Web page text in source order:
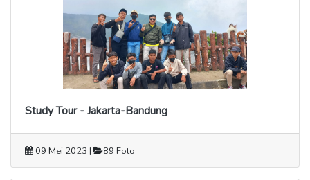
Study Tour - Jakarta-Bandung
09 Mei 2023 | 89 Foto